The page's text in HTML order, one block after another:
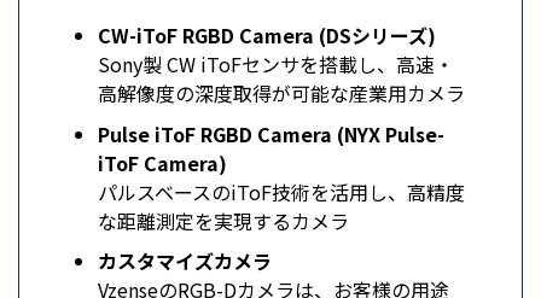
CW-iToF RGBD Camera (DSシリーズ)
Sony製 CW iToFセンサを搭載し、高速・
高解像度の深度取得が可能な産業用カメラ
Pulse iToF RGBD Camera (NYX Pulse-
iToF Camera)
パルスベースのiToF技術を活用し、高精度
な距離測定を実現するカメラ
カスタマイズカメラ
VzenseのRGB-Dカメラは、お客様の用途